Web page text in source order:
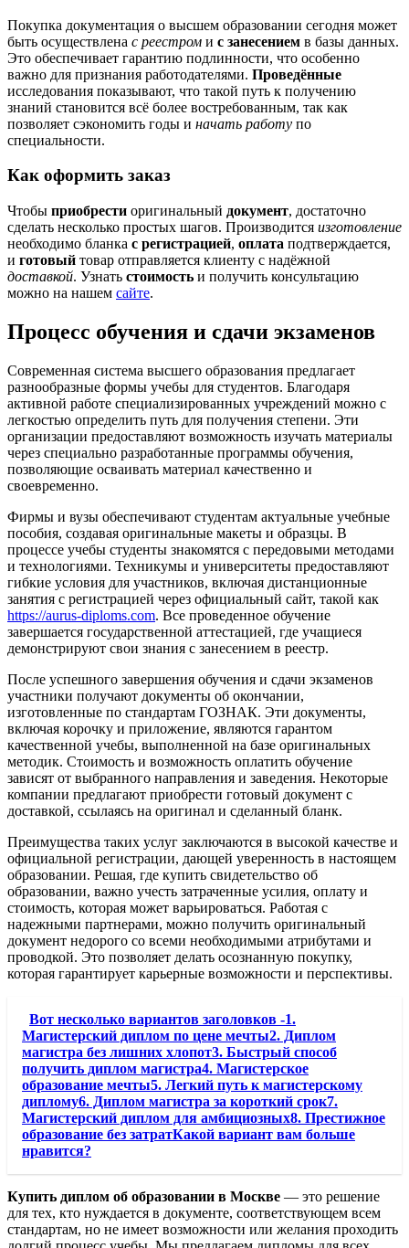
Покупка документация о высшем образовании сегодня может
быть осуществлена с реестром и с занесением в базы данных.
Это обеспечивает гарантию подлинности, что особенно
важно для признания работодателями. Проведённые
исследования показывают, что такой путь к получению
знаний становится всё более востребованным, так как
позволяет сэкономить годы и начать работу по
специальности.
Как оформить заказ
Чтобы приобрести оригинальный документ, достаточно
сделать несколько простых шагов. Производится изготовление
необходимо бланка с регистрацией, оплата подтверждается,
и готовый товар отправляется клиенту с надёжной
доставкой. Узнать стоимость и получить консультацию
можно на нашем сайте.
Процесс обучения и сдачи экзаменов
Современная система высшего образования предлагает
разнообразные формы учебы для студентов. Благодаря
активной работе специализированных учреждений можно с
легкостью определить путь для получения степени. Эти
организации предоставляют возможность изучать материалы
через специально разработанные программы обучения,
позволяющие осваивать материал качественно и
своевременно.
Фирмы и вузы обеспечивают студентам актуальные учебные
пособия, создавая оригинальные макеты и образцы. В
процессе учебы студенты знакомятся с передовыми методами
и технологиями. Техникумы и университеты предоставляют
гибкие условия для участников, включая дистанционные
занятия с регистрацией через официальный сайт, такой как
https://aurus-diploms.com. Все проведенное обучение
завершается государственной аттестацией, где учащиеся
демонстрируют свои знания с занесением в реестр.
После успешного завершения обучения и сдачи экзаменов
участники получают документы об окончании,
изготовленные по стандартам ГОЗНАК. Эти документы,
включая корочку и приложение, являются гарантом
качественной учебы, выполненной на базе оригинальных
методик. Стоимость и возможность оплатить обучение
зависят от выбранного направления и заведения. Некоторые
компании предлагают приобрести готовый документ с
доставкой, ссылаясь на оригинал и сделанный бланк.
Преимущества таких услуг заключаются в высокой качестве и
официальной регистрации, дающей уверенность в настоящем
образовании. Решая, где купить свидетельство об
образовании, важно учесть затраченные усилия, оплату и
стоимость, которая может варьироваться. Работая с
надежными партнерами, можно получить оригинальный
документ недорого со всеми необходимыми атрибутами и
проводкой. Это позволяет делать осознанную покупку,
которая гарантирует карьерные возможности и перспективы.
Вот несколько вариантов заголовков -1.
Магистерский диплом по цене мечты2. Диплом
магистра без лишних хлопот3. Быстрый способ
получить диплом магистра4. Магистерское
образование мечты5. Легкий путь к магистерскому
диплому6. Диплом магистра за короткий срок7.
Магистерский диплом для амбициозных8. Престижное
образование без затратКакой вариант вам больше
нравится?
Купить диплом об образовании в Москве — это решение
для тех, кто нуждается в документе, соответствующем всем
стандартам, но не имеет возможности или желания проходить